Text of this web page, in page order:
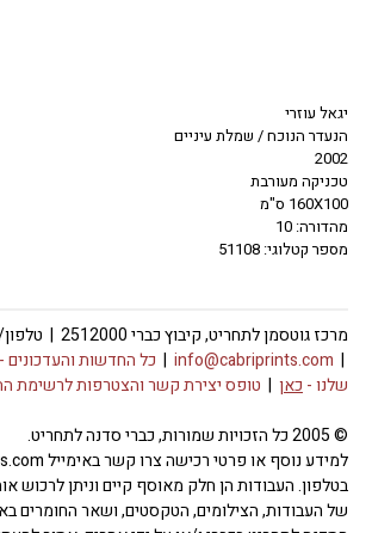
יגאל עוזרי
הנעדר הנוכח / שמלת עיניים
2002
טכניקה מעורבת
160X100 ס"מ
מהדורה: 10
מספר קטלוגי: 51108
|
info@cabriprints.com
| כל החדשות והעדכונים -
שלנו - כאן | טופס יצירת קשר והצטרפות לרשימת
© 2005 כל הזכויות שמורות, כברי סדנה לתחריט.
בטלפון. העבודות הן חלק מאוסף קיים וניתן לרכוש
של העבודות, הצילומים, הטקסטים, ושאר החומרים